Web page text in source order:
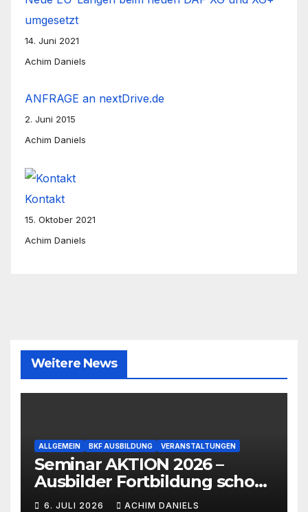
umgesetzt
14. Juni 2021
Achim Daniels
ANFRAGE an nextDrive.de
2. Juni 2015
Achim Daniels
Kontakt
15. Oktober 2021
Achim Daniels
Weitere News
ALLGEMEIN BKF AUSBILDUNG VERANSTALTUNGEN
Seminar AKTION 2026 –
Ausbilder Fortbildung schon
ab 399€!!!
6. JULI 2026 ACHIM DANIELS